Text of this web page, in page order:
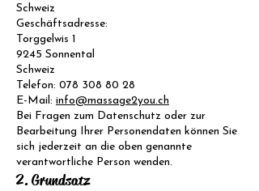
Schweiz
Geschäftsadresse:
Torggelwis 1
9245 Sonnental
Schweiz
Telefon: 078 308 80 28
E-Mail: info@massage2you.ch
Bei Fragen zum Datenschutz oder zur
Bearbeitung Ihrer Personendaten können Sie
sich jederzeit an die oben genannte
verantwortliche Person wenden.
2. Grundsatz